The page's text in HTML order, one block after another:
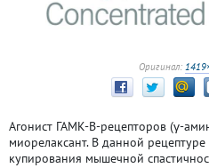
Оригинал:
Агонист ГАМК-B-рецепторов (γ-
миорелаксант. В данной
купирования мышечной